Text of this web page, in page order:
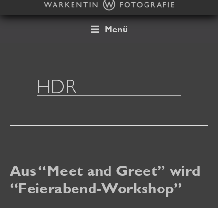
Inhalt
Menü
HDR
Aus “Meet and Greet” wird
“Feierabend-Workshop”